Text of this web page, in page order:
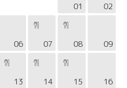
01 02
06 07 08 09
13 14 15 16